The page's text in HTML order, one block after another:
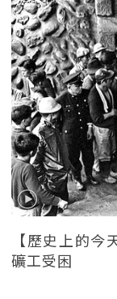
【歷史上的
礦工受困